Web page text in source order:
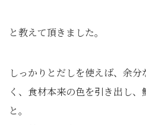
と教えて頂きました。
しっかりとだしを使えば、余
く、食材本来の色を引き出し
と。